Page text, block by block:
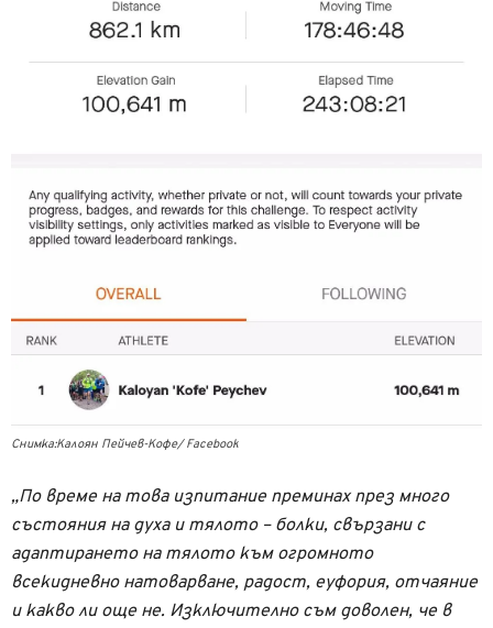
Снимка:Калоян Пейчев-Кофе/ Facebook
„По време на това изпитание преминах през много
състояния на духа и тялото – болки, свързани с
адаптирането на тялото към огромното
всекидневно натоварване, радост, еуфория, отчаяние
и какво ли още не. Изключително съм доволен, че в